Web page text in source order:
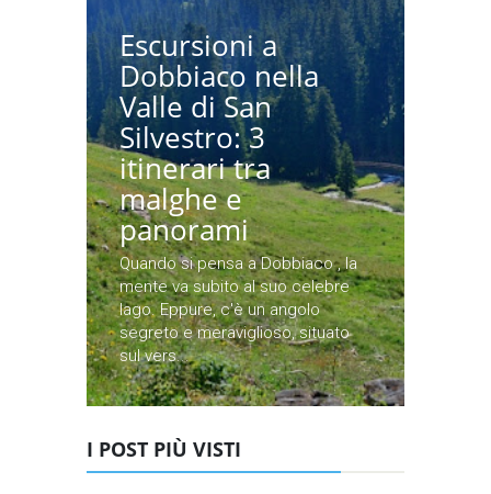
Escursioni a
Dobbiaco nella
Valle di San
Silvestro: 3
itinerari tra
malghe e
panorami
Quando si pensa a Dobbiaco , la
mente va subito al suo celebre
lago. Eppure, c'è un angolo
segreto e meraviglioso, situato
sul vers...
I POST PIÙ VISTI